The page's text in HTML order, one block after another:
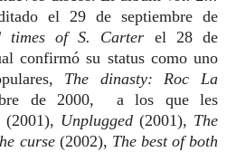
el 29 de septiembre de
times of S. Carter el 28 de
confirmó su status como uno
The dinasty: Roc La
de 2000, a los que les
(2001), Unplugged (2001), The
curse (2002), The best of both